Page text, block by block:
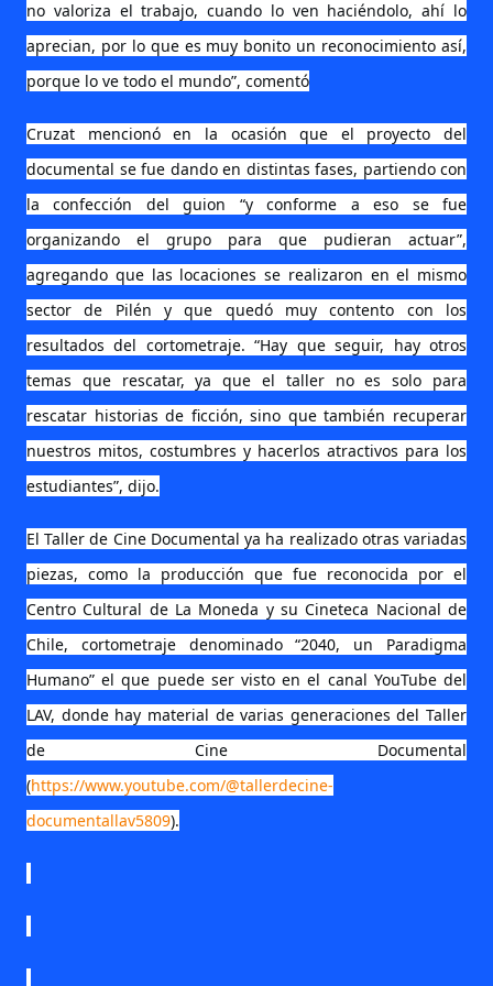
no valoriza el trabajo, cuando lo ven haciéndolo, ahí lo
aprecian, por lo que es muy bonito un reconocimiento así,
porque lo ve todo el mundo”, comentó
Cruzat mencionó en la ocasión que el proyecto del
documental se fue dando en distintas fases, partiendo con
la confección del guion “y conforme a eso se fue
organizando el grupo para que pudieran actuar”,
agregando que las locaciones se realizaron en el mismo
sector de Pilén y que quedó muy contento con los
resultados del cortometraje. “Hay que seguir, hay otros
temas que rescatar, ya que el taller no es solo para
rescatar historias de ficción, sino que también recuperar
nuestros mitos, costumbres y hacerlos atractivos para los
estudiantes”, dijo.
El Taller de Cine Documental ya ha realizado otras variadas
piezas, como la producción que fue reconocida por el
Centro Cultural de La Moneda y su Cineteca Nacional de
Chile, cortometraje denominado “2040, un Paradigma
Humano” el que puede ser visto en el canal YouTube del
LAV, donde hay material de varias generaciones del Taller
de Cine Documental
(https://www.youtube.com/@tallerdecine-
documentallav5809).